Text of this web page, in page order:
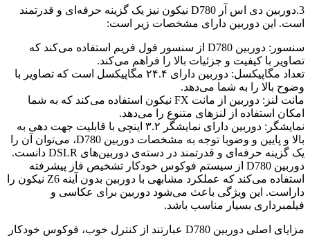
3.دوربین دی اس آر D780 نیکون نیز یک گزینه حرفه‌ای و قدرتمند
است. این دوربین دارای مشخصات زیر است:
سنسور: دوربین D780 از سنسور فول فریم استفاده می‌کند که
تصاویر با کیفیت و جزئیات بالا را فراهم می‌کند.
تعداد مگاپیکسل: دوربین دارای ۲۴.۴ مگاپیکسل است که تصاویر با
وضوح بالا را به شما می‌دهد.
مانت لنز: دوربین از مانت FX نیکون استفاده می‌کند که به شما
امکان استفاده از لنزهای متنوع را می‌دهد.
نمایشگر: دوربین دارای نمایشگر ۳.۲ اینچی با قابلیت جهت دهی به
بالا و پایین و وضوبا توجه به مشخصات دوربین D780، می‌توان آن را
یک گزینه حرفه‌ای و قدرتمند در دسته‌ی دوربین‌های DSLR دانست.
دوربین D780 از سیستم فوکوس خودکار تشخیص فاز پیشرفته
استفاده می‌کند که عملکرد مشابهی با دوربین بدون آینه Z6 نیکون را
داراست. این ویژگی باعث می‌شود دوربین برای عکاسی و
فیلمبرداری بسیار مناسب باشد.
مزایای اصلی دوربین D780 عبارتند از کنترل خوب، فوکوس خودکار